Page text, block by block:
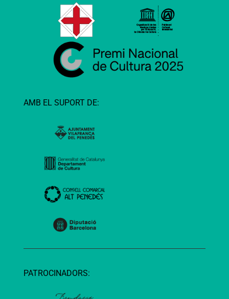
AMB EL SUPORT DE:
PATROCINADORS: